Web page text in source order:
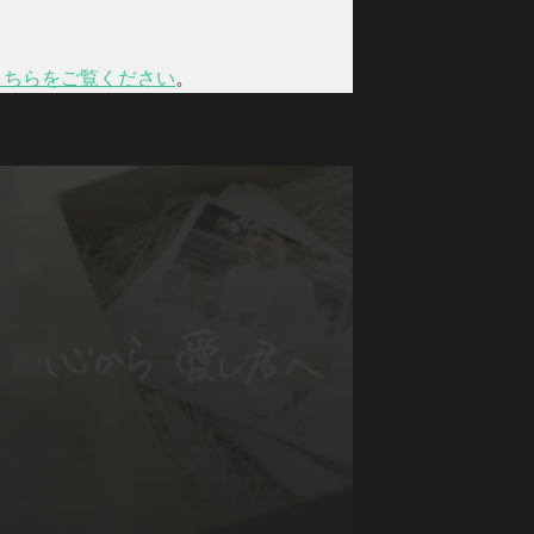
らをご覧ください。